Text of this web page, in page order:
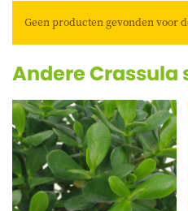
Geen producten gevonden voor
Andere Crassula